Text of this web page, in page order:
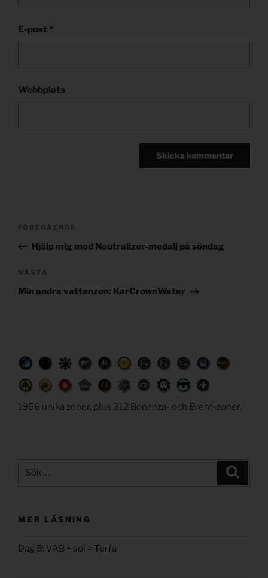
E-post *
Webbplats
Post
Föregående
inlägg
FÖREGÅENDE
Hjälp mig med Neutralizer-medalj på söndag
Nästa
inlägg
NÄSTA
Min andra vattenzon: KarCrownWater
1956 unika zoner, plus 312 Bonanza- och Event-zoner.
MER LÄSNING
Dag 5: VAB + sol = Turfa